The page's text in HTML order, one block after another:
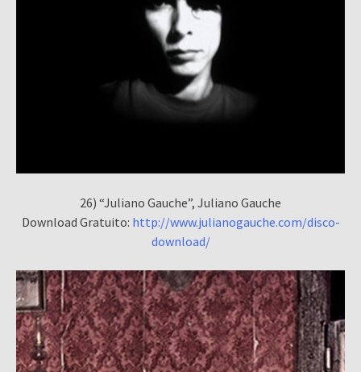
26) “Juliano Gauche”, Juliano Gauche
Download Gratuito: http://www.julianogauche.com/disco-
download/